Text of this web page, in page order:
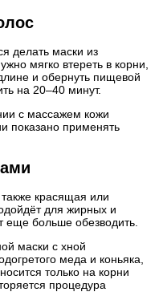
делать маски из
мягко втереть в корни,
и обернуть пищевой
на 20–40 минут.
с массажем кожи
показано применять
красящая или
для жирных и
еще больше обезводить.
маски с хной
меда и коньяка,
только на корни
процедура